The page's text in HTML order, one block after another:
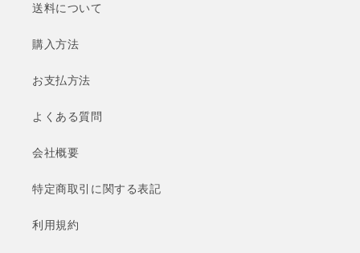
送料について
購入方法
お支払方法
よくある質問
会社概要
特定商取引に関する表記
利用規約